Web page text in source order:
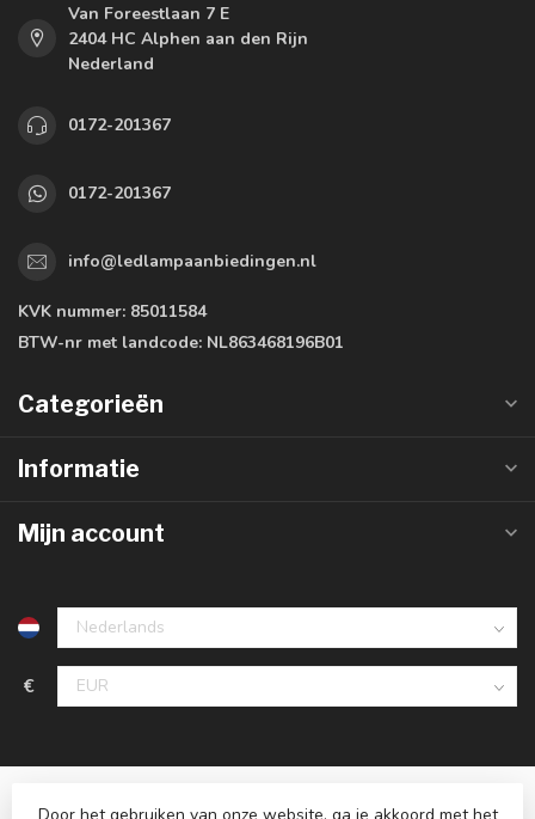
Van Foreestlaan 7 E
2404 HC Alphen aan den Rijn
Nederland
0172-201367
0172-201367
info@ledlampaanbiedingen.nl
KVK nummer: 85011584
BTW-nr met landcode: NL863468196B01
Categorieën
Informatie
Mijn account
€